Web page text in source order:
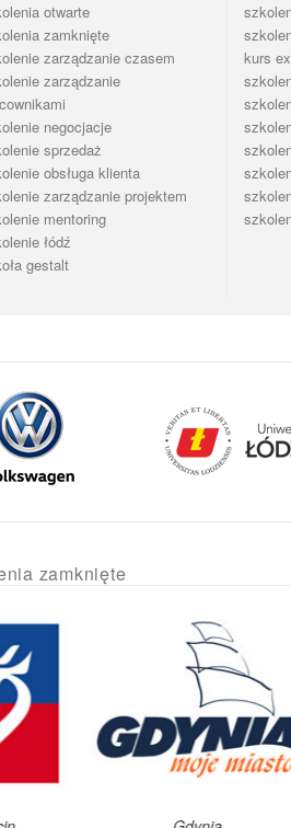
otwarte
zamknięte
zarządzanie czasem
zarządzanie
negocjacje
sprzedaż
obsługa klienta
zarządzanie projektem
mentoring
łódź
gestalt
kurs
zamknięte